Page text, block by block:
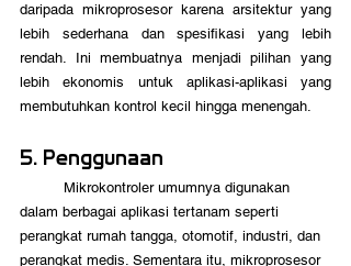
daripada mikroprosesor karena arsitektur yang
lebih sederhana dan spesifikasi yang lebih
rendah. Ini membuatnya menjadi pilihan yang
lebih ekonomis untuk aplikasi-aplikasi yang
membutuhkan kontrol kecil hingga menengah.
5. Penggunaan
dalam berbagai aplikasi tertanam seperti
perangkat rumah tangga, otomotif, industri, dan
perangkat medis. Sementara itu, mikroprosesor